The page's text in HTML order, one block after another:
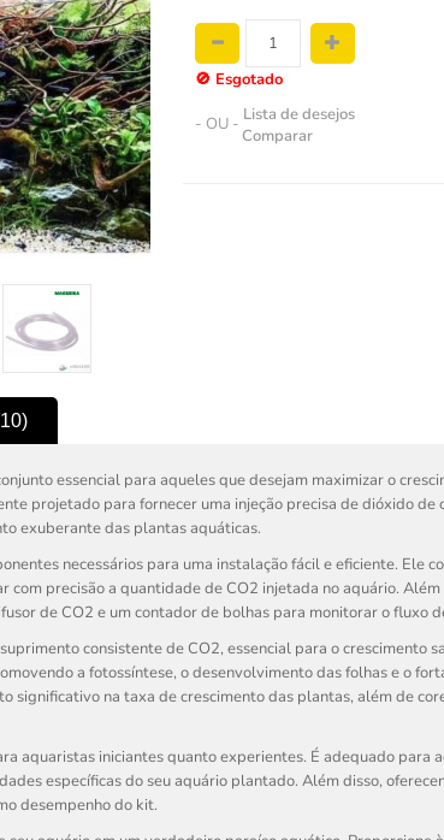
🚫 Esgotado
- OU - Lista de desejos
Comparar
essencial para aqueles que desejam maximizar o
projetado para fornecer uma injeção precisa de dióxido de
exuberante das plantas aquáticas.
necessários para uma instalação fácil e eficiente. Ele
precisão a quantidade de CO2 injetada no aquário.
de CO2 e um contador de bolhas para monitorar o fluxo
consistente de CO2, essencial para o crescimento
a fotossíntese, o desenvolvimento das folhas e o
significativo na taxa de crescimento das plantas, além de
aquaristas iniciantes quanto experientes. É adequado para
específicas do seu aquário plantado. Além disso,
desempenho do kit.